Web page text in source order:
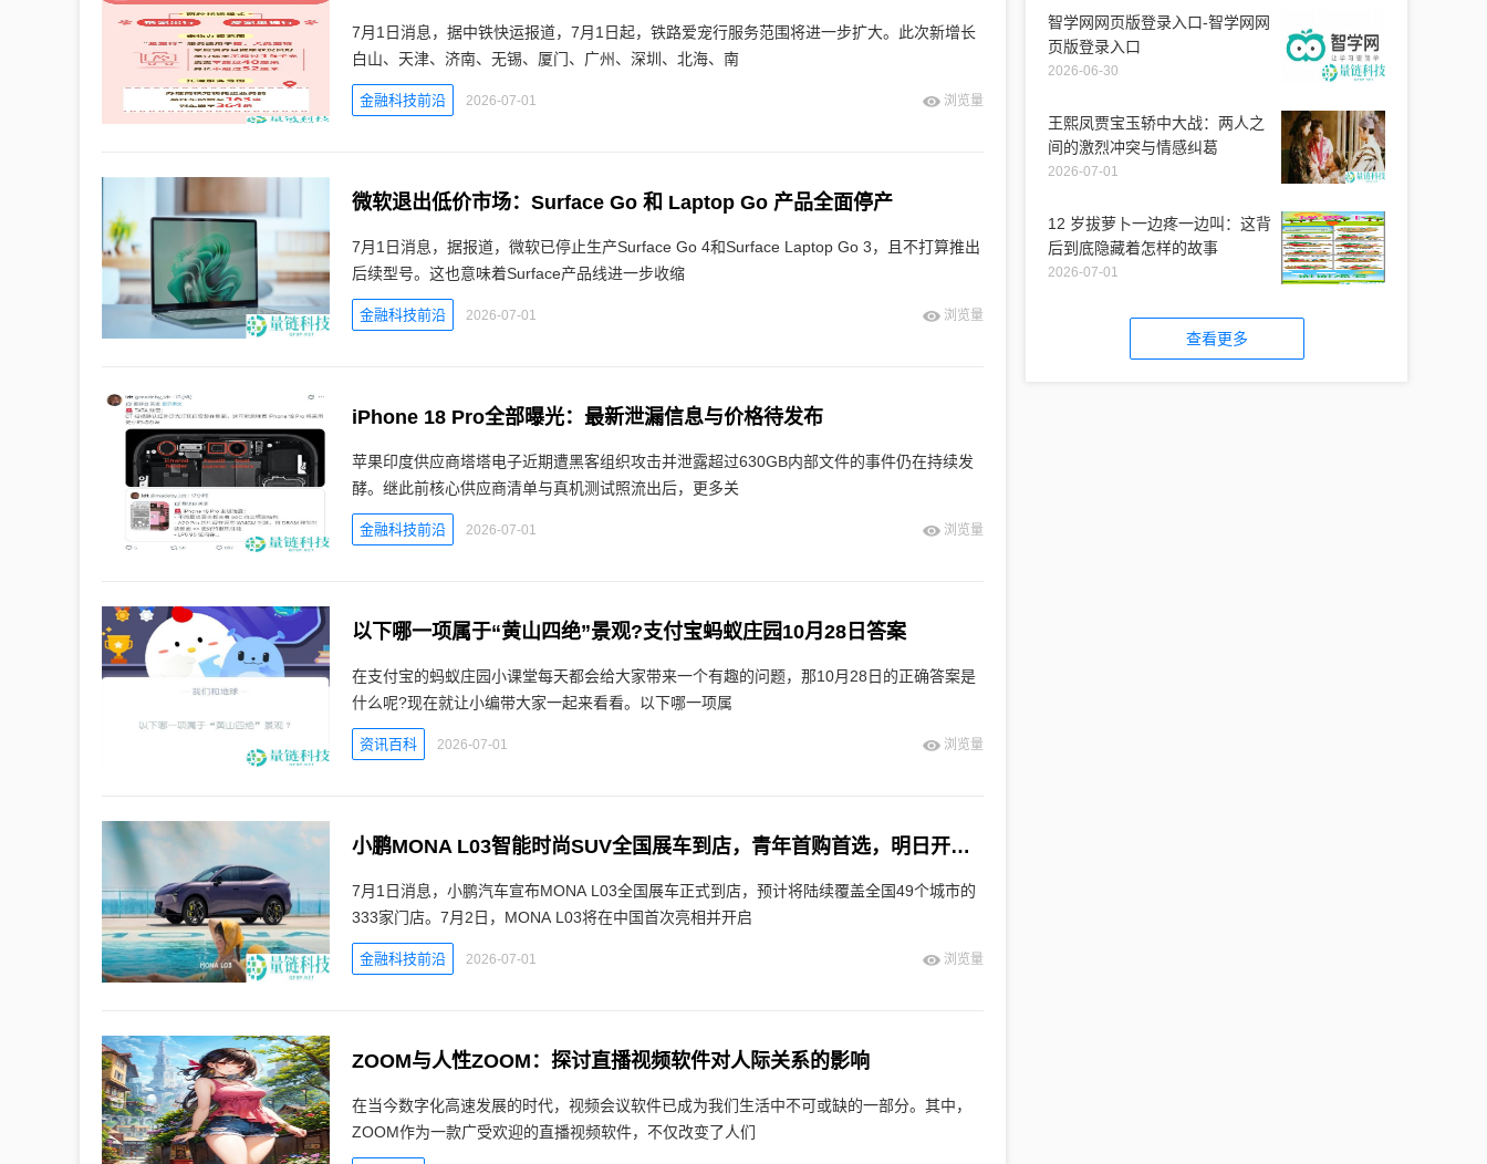
7月1日消息，据中铁快运报道，7月1日起，铁路爱宠行服务范围将进一步扩大。此次新增长
白山、天津、济南、无锡、厦门、广州、深圳、北海、南
金融科技前沿 2026-07-01 浏览量
微软退出低价市场：Surface Go 和 Laptop Go 产品全面停产
7月1日消息，据报道，微软已停止生产Surface Go 4和Surface Laptop Go 3，且不打算推出
后续型号。这也意味着Surface产品线进一步收缩
金融科技前沿 2026-07-01 浏览量
iPhone 18 Pro全部曝光：最新泄漏信息与价格待发布
苹果印度供应商塔塔电子近期遭黑客组织攻击并泄露超过630GB内部文件的事件仍在持续发
酵。继此前核心供应商清单与真机测试照流出后，更多关
金融科技前沿 2026-07-01 浏览量
以下哪一项属于“黄山四绝”景观?支付宝蚂蚁庄园10月28日答案
在支付宝的蚂蚁庄园小课堂每天都会给大家带来一个有趣的问题，那10月28日的正确答案是
什么呢?现在就让小编带大家一起来看看。以下哪一项属
资讯百科 2026-07-01 浏览量
小鹏MONA L03智能时尚SUV全国展车到店，青年首购首选，明日开启预售
7月1日消息，小鹏汽车宣布MONA L03全国展车正式到店，预计将陆续覆盖全国49个城市的
333家门店。7月2日，MONA L03将在中国首次亮相并开启
金融科技前沿 2026-07-01 浏览量
ZOOM与人性ZOOM：探讨直播视频软件对人际关系的影响
在当今数字化高速发展的时代，视频会议软件已成为我们生活中不可或缺的一部分。其中，
ZOOM作为一款广受欢迎的直播视频软件，不仅改变了人们
智学网网页版登录入口-智学网网
页版登录入口
2026-06-30
王熙凤贾宝玉轿中大战：两人之
间的激烈冲突与情感纠葛
2026-07-01
12 岁拔萝卜一边疼一边叫：这背
后到底隐藏着怎样的故事
2026-07-01
查看更多